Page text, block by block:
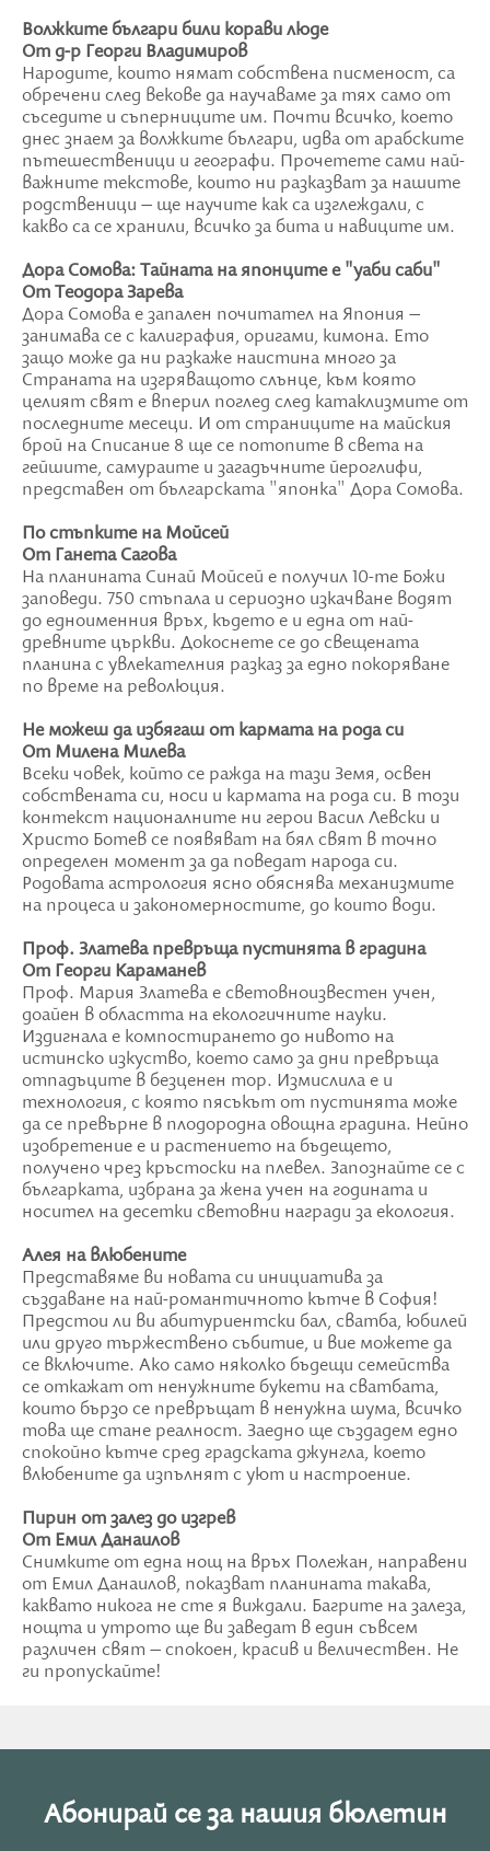
Волжките българи били корави люде
От д-р Георги Владимиров
Народите, които нямат собствена писменост, са
обречени след векове да научаваме за тях само от
съседите и съперниците им. Почти всичко, което
днес знаем за волжките българи, идва от арабските
пътешественици и географи. Прочетете сами най-
важните текстове, които ни разказват за нашите
родственици – ще научите как са изглеждали, с
какво са се хранили, всичко за бита и навиците им.
Дора Сомова: Тайната на японците е "уаби саби"
От Теодора Зарева
Дора Сомова е запален почитател на Япония –
занимава се с калиграфия, оригами, кимона. Ето
защо може да ни разкаже наистина много за
Страната на изгряващото слънце, към която
целият свят е вперил поглед след катаклизмите от
последните месеци. И от страниците на майския
брой на Списание 8 ще се потопите в света на
гейшите, самураите и загадъчните йероглифи,
представен от българската "японка" Дора Сомова.
По стъпките на Мойсей
От Ганета Сагова
На планината Синай Мойсей е получил 10-те Божи
заповеди. 750 стъпала и сериозно изкачване водят
до едноименния връх, където е и една от най-
древните църкви. Докоснете се до свещената
планина с увлекателния разказ за едно покоряване
по време на революция.
Не можеш да избягаш от кармата на рода си
От Милена Милева
Всеки човек, който се ражда на тази Земя, освен
собствената си, носи и кармата на рода си. В този
контекст националните ни герои Васил Левски и
Христо Ботев се появяват на бял свят в точно
определен момент за да поведат народа си.
Родовата астрология ясно обяснява механизмите
на процеса и закономерностите, до които води.
Проф. Златева превръща пустинята в градина
От Георги Караманев
Проф. Мария Златева е световноизвестен учен,
доайен в областта на екологичните науки.
Издигнала е компостирането до нивото на
истинско изкуство, което само за дни превръща
отпадъците в безценен тор. Измислила е и
технология, с която пясъкът от пустинята може
да се превърне в плодородна овощна градина. Нейно
изобретение е и растението на бъдещето,
получено чрез кръстоски на плевел. Запознайте се с
българката, избрана за жена учен на годината и
носител на десетки световни награди за екология.
Алея на влюбените
Представяме ви новата си инициатива за
създаване на най-романтичното кътче в София!
Предстои ли ви абитуриентски бал, сватба, юбилей
или друго тържествено събитие, и вие можете да
се включите. Ако само няколко бъдещи семейства
се откажат от ненужните букети на сватбата,
които бързо се превръщат в ненужна шума, всичко
това ще стане реалност. Заедно ще създадем едно
спокойно кътче сред градската джунгла, което
влюбените да изпълнят с уют и настроение.
Пирин от залез до изгрев
От Емил Данаилов
Снимките от една нощ на връх Полежан, направени
от Емил Данаилов, показват планината такава,
каквато никога не сте я виждали. Багрите на залеза,
нощта и утрото ще ви заведат в един съвсем
различен свят – спокоен, красив и величествен. Не
ги пропускайте!
Абонирай се за нашия бюлетин